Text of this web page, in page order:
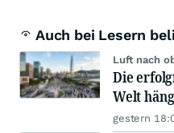
Auch bei Lesern
Luft nach
Die
Welt
gestern